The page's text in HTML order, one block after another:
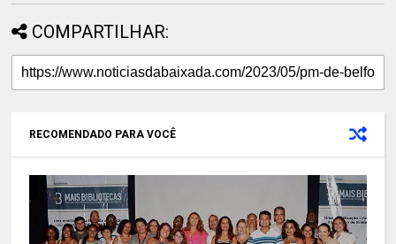
COMPARTILHAR:
RECOMENDADO PARA VOCÊ